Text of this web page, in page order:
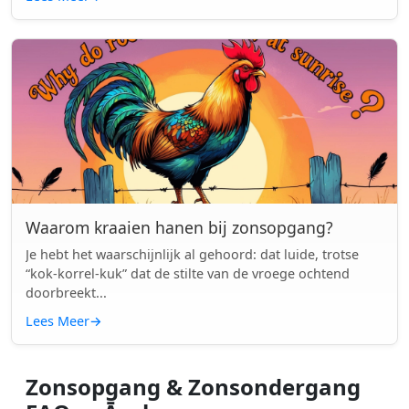
Waarom kraaien hanen bij zonsopgang?
Je hebt het waarschijnlijk al gehoord: dat luide, trotse
“kok-korrel-kuk” dat de stilte van de vroege ochtend
doorbreekt...
Lees Meer→
Zonsopgang & Zonsondergang